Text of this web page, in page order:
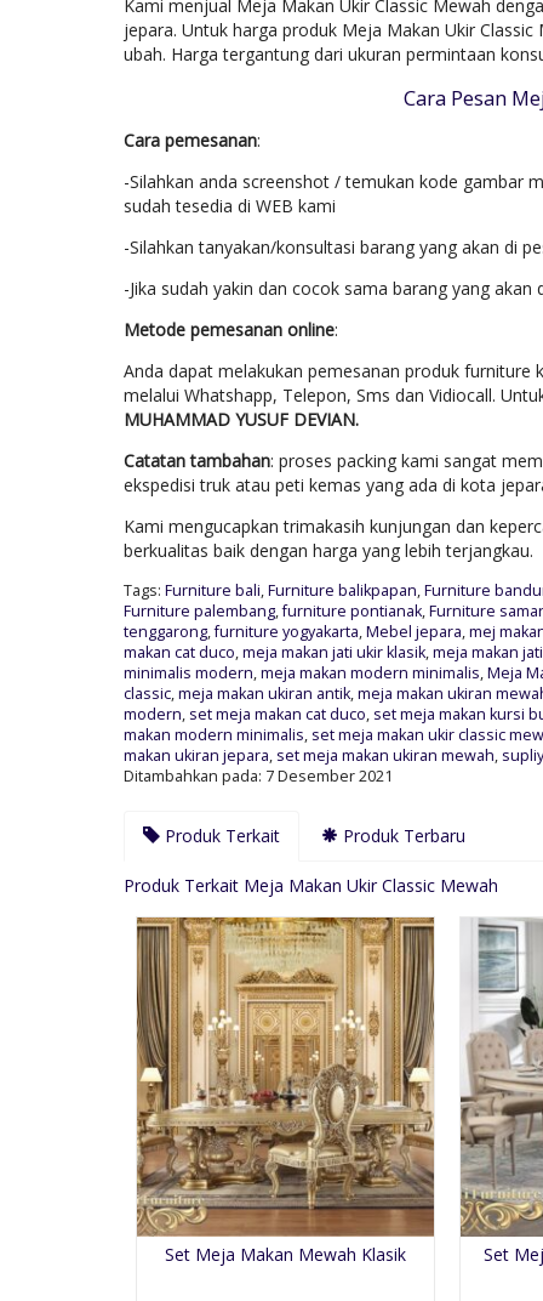
Kami menjual Meja Makan Ukir Classic Mewah
jepara. Untuk harga produk Meja Makan Ukir
ubah. Harga tergantung dari ukuran permintaan
Cara Pesan
Cara pemesanan:
-Silahkan anda screenshot / temukan kode gambar
sudah tesedia di WEB kami
-Silahkan tanyakan/konsultasi barang yang akan di
-Jika sudah yakin dan cocok sama barang yang
Metode pemesanan online:
Anda dapat melakukan pemesanan produk
melalui Whatshapp, Telepon, Sms dan Vidiocall.
MUHAMMAD YUSUF DEVIAN.
Catatan tambahan: proses packing kami sangat
ekspedisi truk atau peti kemas yang ada di kota
Kami mengucapkan trimakasih kunjungan dan
berkualitas baik dengan harga yang lebih terjangkau.
Tags: Furniture bali,Furniture balikpapan,Furniture
Furniture palembang,furniture pontianak,Furniture
tenggarong,furniture yogyakarta,Mebel jepara,mej
makan cat duco,meja makan jati ukir klasik,meja makan
minimalis modern,meja makan modern minimalis,Meja
classic,meja makan ukiran antik,meja makan ukiran
modern, set meja makan cat duco, set meja makan kursi
makan modern minimalis, set meja makan ukir classic
makan ukiran jepara, set meja makan ukiran mewah,
Ditambahkan pada: 7 Desember 2021
Produk Terkait Produk Terbaru
Produk Terkait Meja Makan Ukir Classic Mewah
Set Meja Makan Mewah Klasik Set